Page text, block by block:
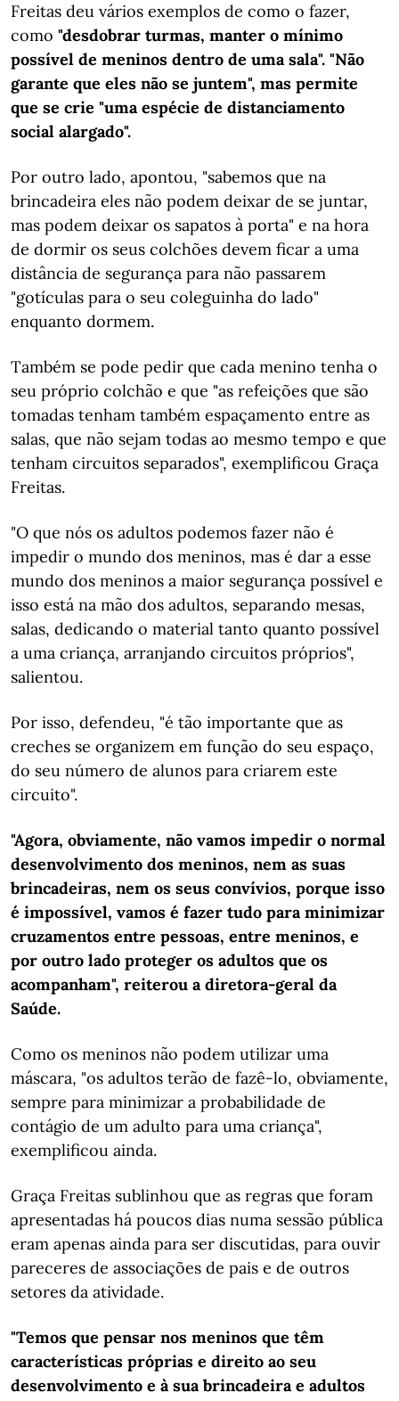
Freitas deu vários exemplos de como o fazer,
como "desdobrar turmas, manter o mínimo
possível de meninos dentro de uma sala". "Não
garante que eles não se juntem", mas permite
que se crie "uma espécie de distanciamento
social alargado".
Por outro lado, apontou, "sabemos que na
brincadeira eles não podem deixar de se juntar,
mas podem deixar os sapatos à porta" e na hora
de dormir os seus colchões devem ficar a uma
distância de segurança para não passarem
"gotículas para o seu coleguinha do lado"
enquanto dormem.
Também se pode pedir que cada menino tenha o
seu próprio colchão e que "as refeições que são
tomadas tenham também espaçamento entre as
salas, que não sejam todas ao mesmo tempo e que
tenham circuitos separados", exemplificou Graça
Freitas.
"O que nós os adultos podemos fazer não é
impedir o mundo dos meninos, mas é dar a esse
mundo dos meninos a maior segurança possível e
isso está na mão dos adultos, separando mesas,
salas, dedicando o material tanto quanto possível
a uma criança, arranjando circuitos próprios",
salientou.
Por isso, defendeu, "é tão importante que as
creches se organizem em função do seu espaço,
do seu número de alunos para criarem este
circuito".
"Agora, obviamente, não vamos impedir o normal
desenvolvimento dos meninos, nem as suas
brincadeiras, nem os seus convívios, porque isso
é impossível, vamos é fazer tudo para minimizar
cruzamentos entre pessoas, entre meninos, e
por outro lado proteger os adultos que os
acompanham", reiterou a diretora-geral da
Saúde.
Como os meninos não podem utilizar uma
máscara, "os adultos terão de fazê-lo, obviamente,
sempre para minimizar a probabilidade de
contágio de um adulto para uma criança",
exemplificou ainda.
Graça Freitas sublinhou que as regras que foram
apresentadas há poucos dias numa sessão pública
eram apenas ainda para ser discutidas, para ouvir
pareceres de associações de pais e de outros
setores da atividade.
"Temos que pensar nos meninos que têm
características próprias e direito ao seu
desenvolvimento e à sua brincadeira e adultos